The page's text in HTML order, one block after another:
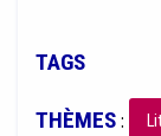
TAGS
THÈMES: